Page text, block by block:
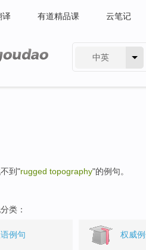
译 有道精品课 云笔记
中英
到"rugged topography"的例句。
类：
例句 权威